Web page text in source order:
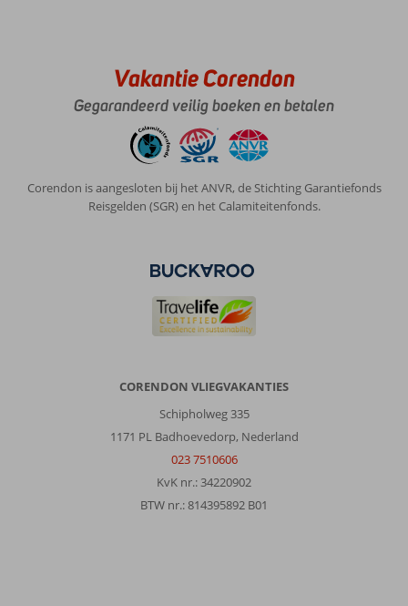
Vakantie Corendon
Gegarandeerd veilig boeken en betalen
Corendon is aangesloten bij het ANVR, de Stichting Garantiefonds
Reisgelden (SGR) en het Calamiteitenfonds.
CORENDON VLIEGVAKANTIES
Schipholweg 335
1171 PL Badhoevedorp, Nederland
023 7510606
KvK nr.: 34220902
BTW nr.: 814395892 B01